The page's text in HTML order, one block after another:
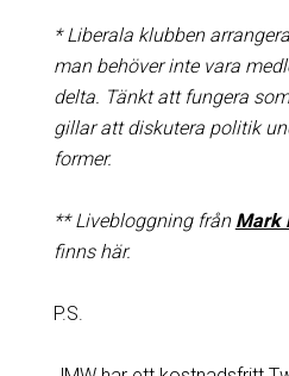
* Liberala klubben
man behöver inte vara
delta. Tänkt att fungera
gillar att diskutera politik
former.
** Livebloggning från Mark
finns här.
P.S.